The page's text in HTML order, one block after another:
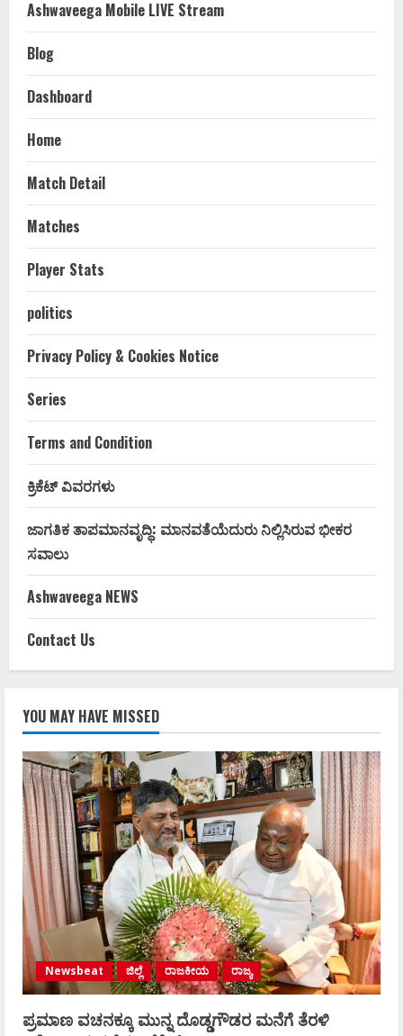
Ashwaveega Mobile LIVE Stream
Blog
Dashboard
Home
Match Detail
Matches
Player Stats
politics
Privacy Policy & Cookies Notice
Series
Terms and Condition
ಕ್ರಿಕೆಟ್ ವಿವರಗಳು
ಜಾಗತಿಕ ತಾಪಮಾನವೃದ್ಧಿ: ಮಾನವತೆಯೆದುರು ನಿಲ್ಲಿಸಿರುವ ಭೀಕರ
ಸವಾಲು
Ashwaveega NEWS
Contact Us
YOU MAY HAVE MISSED
Newsbeat ಜಿಲ್ಲೆ ರಾಜಕೀಯ ರಾಜ್ಯ
ಪ್ರಮಾಣ ವಚನಕ್ಕೂ ಮುನ್ನ ದೊಡ್ಡಗೌಡರ ಮನೆಗೆ ತೆರಳಿ